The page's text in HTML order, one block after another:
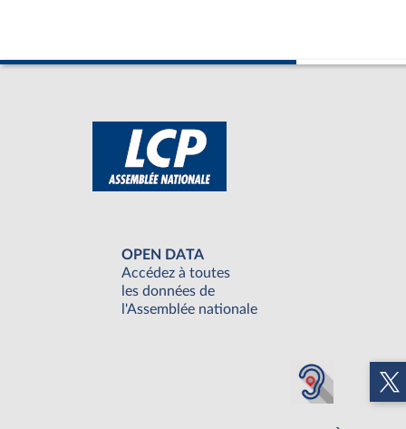
OPEN DATA
Accédez à toutes
les données de
l'Assemblée nationale